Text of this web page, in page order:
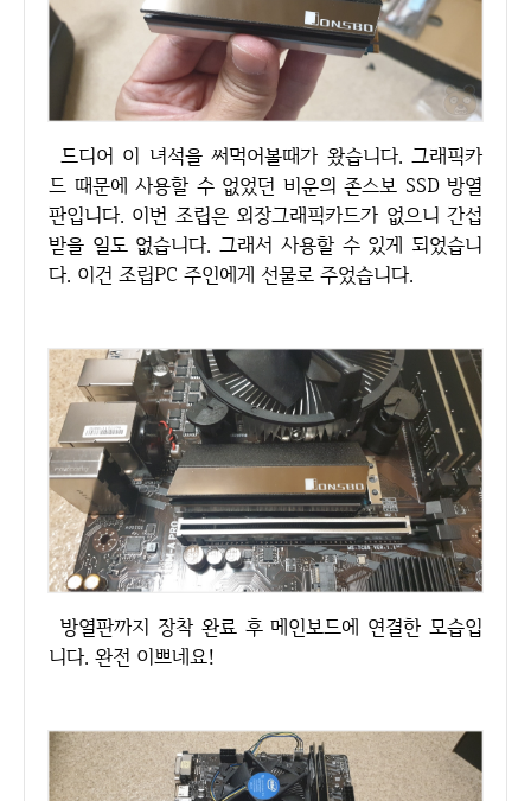
드디어 이 녀석을 써먹어볼때가 왔습니다. 그래픽카
드 때문에 사용할 수 없었던 비운의 존스보 SSD 방열
판입니다. 이번 조립은 외장그래픽카드가 없으니 간섭
받을 일도 없습니다. 그래서 사용할 수 있게 되었습니
다. 이건 조립PC 주인에게 선물로 주었습니다.
방열판까지 장착 완료 후 메인보드에 연결한 모습입
니다. 완전 이쁘네요!